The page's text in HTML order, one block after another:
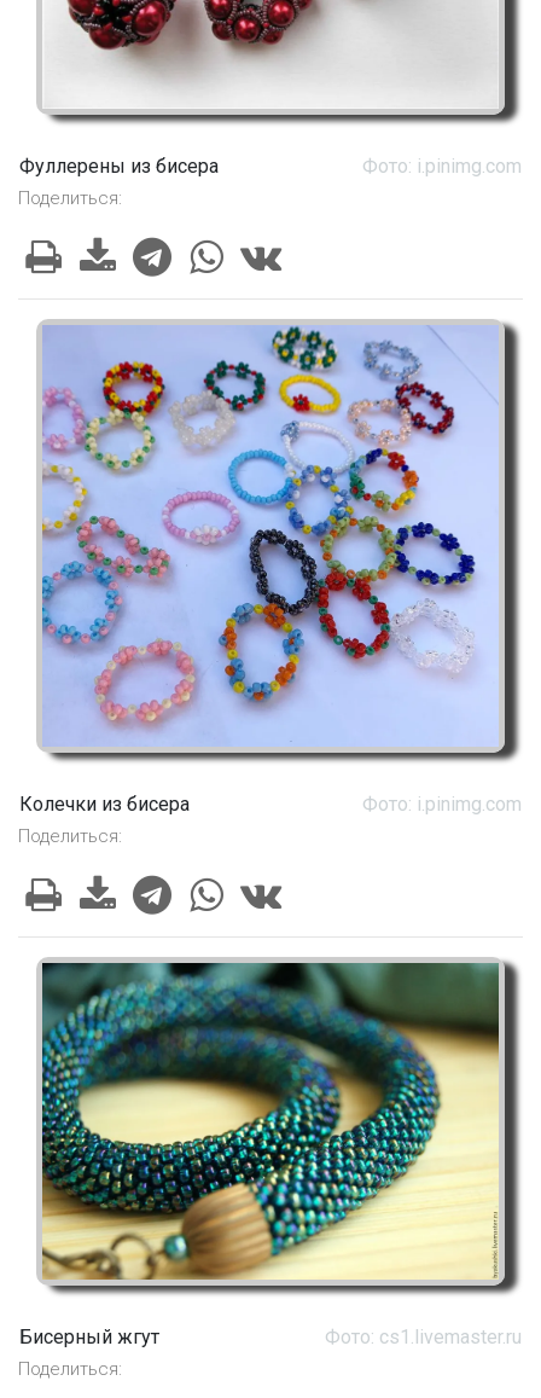
Фуллерены из бисера Фото: i.pinimg.com
Поделиться:
Колечки из бисера Фото: i.pinimg.com
Поделиться:
Бисерный жгут Фото: cs1.livemaster.ru
Поделиться: